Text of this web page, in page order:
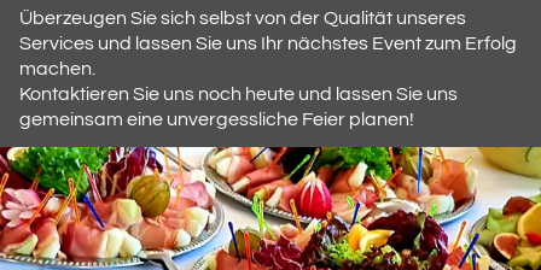
Überzeugen Sie sich selbst von der Qualität unseres
Services und lassen Sie uns Ihr nächstes Event zum Erfolg
machen.
Kontaktieren Sie uns noch heute und lassen Sie uns
gemeinsam eine unvergessliche Feier planen!